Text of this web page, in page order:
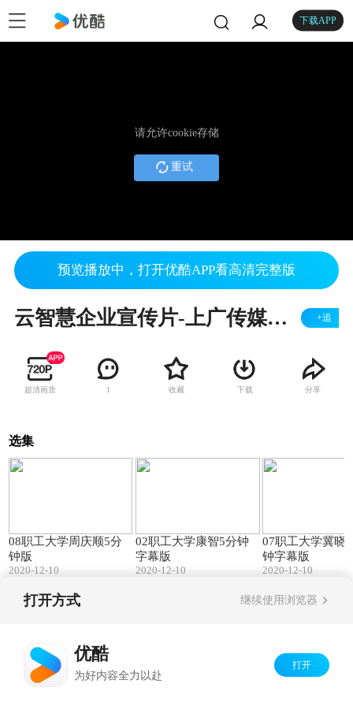
下载APP
请允许cookie存储
重试
预览播放中，打开优酷APP看高清完整版
云智慧企业宣传片-上广传媒拍摄制作 +追
超清画质 1 收藏 下载 分享
选集
08职工大学周庆顺5分
钟版
2020-12-10
02职工大学康智5分钟
字幕版
2020-12-10
07职工大学冀晓
钟字幕版
2020-12-10
打开方式 继续使用浏览器
优酷
为好内容全力以赴
打开